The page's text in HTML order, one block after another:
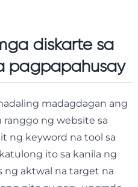
diskarte sa
pagpapahusay
madagdagan ang
ng website sa
ng keyword na tool sa
ito sa kanila ng
ng aktwal na target na